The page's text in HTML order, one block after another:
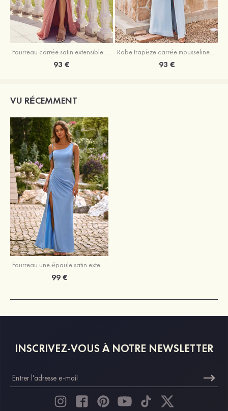
Fourreau carrée satin extensible ras du sol robe de demoiselle d'honneur
93 €
Robe trapèze carrée mousseline ras du sol robe de demoiselle d'honneur
93 €
VU RÉCEMMENT
Fourreau une épaule satin extensible longueur ras du sol robe de demoiselle d'honneur avec plissé fendue
99 €
INSCRIVEZ-VOUS À NOTRE NEWSLETTER